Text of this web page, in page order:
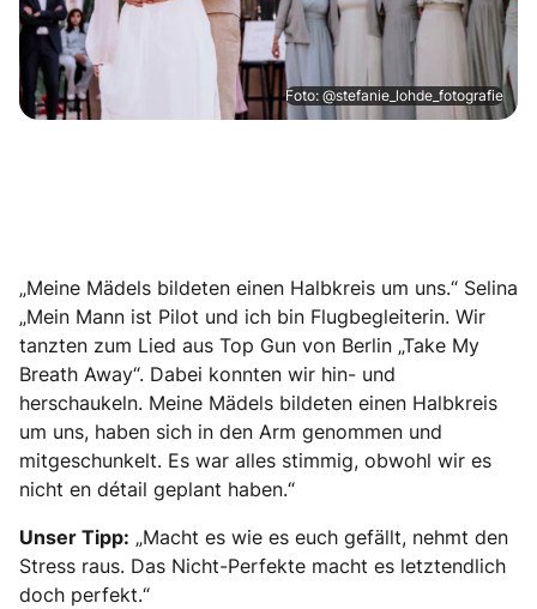
Foto: @stefanie_lohde_fotografie
„Meine Mädels bildeten einen Halbkreis um uns.“ Selina
„Mein Mann ist Pilot und ich bin Flugbegleiterin. Wir
tanzten zum Lied aus Top Gun von Berlin „Take My
Breath Away“. Dabei konnten wir hin- und
herschaukeln. Meine Mädels bildeten einen Halbkreis
um uns, haben sich in den Arm genommen und
mitgeschunkelt. Es war alles stimmig, obwohl wir es
nicht en détail geplant haben.“
Unser Tipp: „Macht es wie es euch gefällt, nehmt den
Stress raus. Das Nicht-Perfekte macht es letztendlich
doch perfekt.“